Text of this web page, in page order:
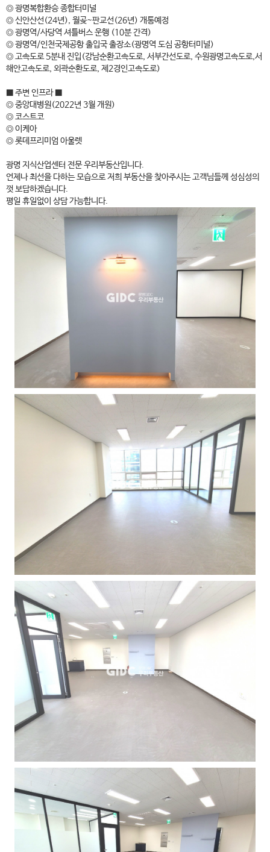
◎ 광명복합환승 종합터미널
◎ 신안산선(24년), 월곶~판교선(26년) 개통예정
◎ 광명역/사당역 셔틀버스 운행 (10분 간격)
◎ 광명역/인천국제공항 출입국 출장소(광명역 도심 공항터미널)
◎ 고속도로 5분내 진입(강남순환고속도로, 서부간선도로, 수원광명고속도로,서
해안고속도로, 외곽순환도로, 제2경인고속도로)
■ 주변 인프라 ■
◎ 중앙대병원(2022년 3월 개원)
◎ 코스트코
◎ 이케아
◎ 롯데프리미엄 아울렛
광명 지식산업센터 전문 우리부동산입니다.
언제나 최선을 다하는 모습으로 저희 부동산을 찾아주시는 고객님들께 성심성의
껏 보답하겠습니다.
평일 휴일없이 상담 가능합니다.